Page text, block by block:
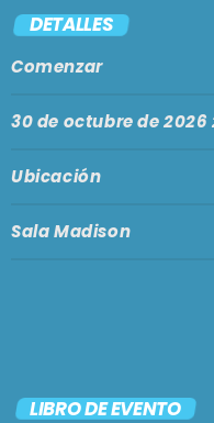
BARCELONA
MALLORCA
PODCASTS
TIENDA
EN VIVO AHORA!
DETALLES
Comenzar
30 de octubre de 2026
Ubicación
Sala Madison
LIBRO DE EVENTO